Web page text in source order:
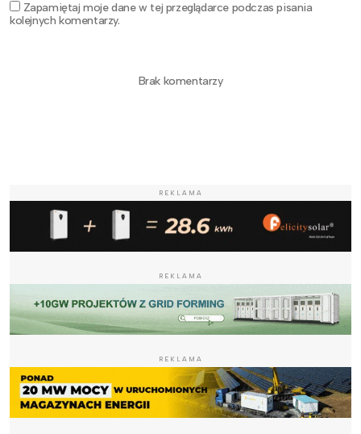
Zapamiętaj moje dane w tej przeglądarce podczas pisania
kolejnych komentarzy.
Brak komentarzy
REKLAMA
REKLAMA
REKLAMA